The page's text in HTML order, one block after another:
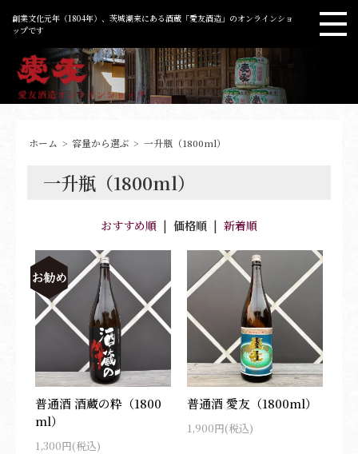
創業文化元年（1804年）、茨城潮来にある酒蔵「愛友酒造」のオンラインショ
ップです
ホーム > 容量から選ぶ > 一升瓶（1800ml）
一升瓶（1800ml）
おすすめ順 | 価格順 | 新着順
普通酒 酒蔵の粋（1800
ml）
1,300円(税込)
普通酒 愛友（1800ml）
1,900円(税込)